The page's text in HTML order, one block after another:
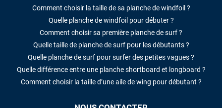
Comment choisir la taille de sa planche de windfoil ?
Quelle planche de windfoil pour débuter ?
Comment choisir sa première planche de surf ?
Quelle taille de planche de surf pour les débutants ?
Quelle planche de surf pour surfer des petites vagues ?
Quelle différence entre une planche shortboard et longboard ?
Comment choisir la taille d’une aile de wing pour débutant ?